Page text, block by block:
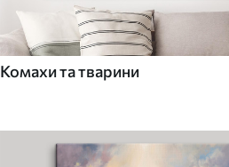
Комахи та тварини